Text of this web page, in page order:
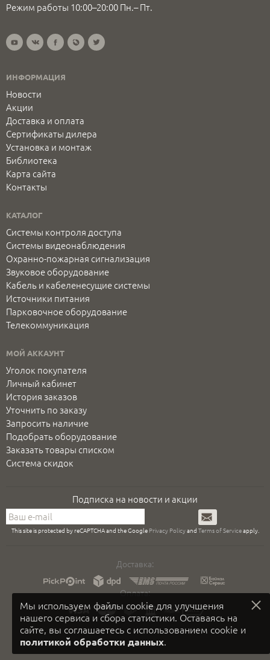
Мы используем файлы cookie для улучшения
нашего сервиса и сбора статистики. Оставаясь на
сайте, вы соглашаетесь с использованием cookie и
политикой обработки данных.
Режим работы 10:00–20:00 Пн.– Пт.
ИНФОРМАЦИЯ
Новости
Акции
Доставка и оплата
Сертификаты дилера
Установка и монтаж
Библиотека
Карта сайта
Контакты
КАТАЛОГ
Системы контроля доступа
Системы видеонаблюдения
Охранно-пожарная сигнализация
Звуковое оборудование
Кабель и кабеленесущие системы
Источники питания
Парковочное оборудование
Телекоммуникация
МОЙ АККАУНТ
Уголок покупателя
Личный кабинет
История заказов
Уточнить по заказу
Запросить наличие
Подобрать оборудование
Заказать товары списком
Система скидок
Подписка на новости и акции
Подписаться
This site is protected by reCAPTCHA and the Google Privacy Policyand Terms of Serviceapply.
Доставка:
Оплата: